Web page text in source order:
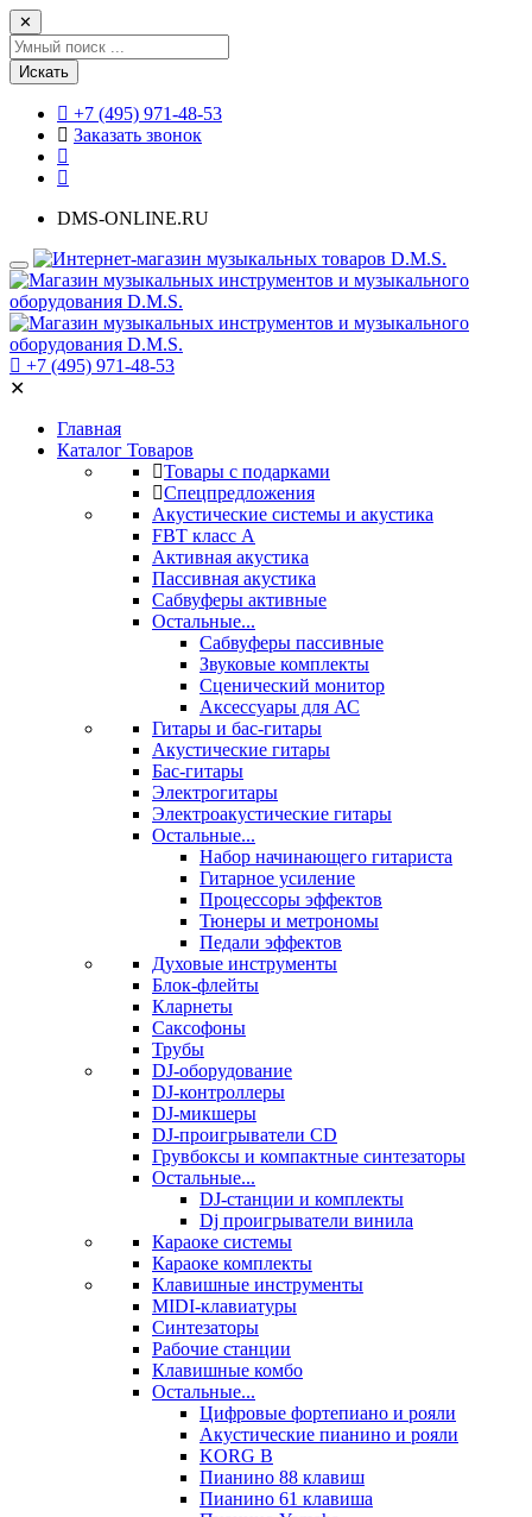
✕
Искать
+7 (495) 971-48-53
Заказать звонок
DMS-ONLINE.RU
+7 (495) 971-48-53
✕
Главная
Каталог Товаров
Товары с подарками
Спецпредложения
Акустические системы и акустика
FBT класс А
Активная акустика
Пассивная акустика
Сабвуферы активные
Остальные...
Сабвуферы пассивные
Звуковые комплекты
Сценический монитор
Аксессуары для АС
Гитары и бас-гитары
Акустические гитары
Бас-гитары
Электрогитары
Электроакустические гитары
Остальные...
Набор начинающего гитариста
Гитарное усиление
Процессоры эффектов
Тюнеры и метрономы
Педали эффектов
Духовые инструменты
Блок-флейты
Кларнеты
Саксофоны
Трубы
DJ-оборудование
DJ-контроллеры
DJ-микшеры
DJ-проигрыватели CD
Грувбоксы и компактные синтезаторы
Остальные...
DJ-станции и комплекты
Dj проигрыватели винила
Караоке системы
Караоке комплекты
Клавишные инструменты
MIDI-клавиатуры
Синтезаторы
Рабочие станции
Клавишные комбо
Остальные...
Цифровые фортепиано и рояли
Акустические пианино и рояли
KORG B
Пианино 88 клавиш
Пианино 61 клавиша